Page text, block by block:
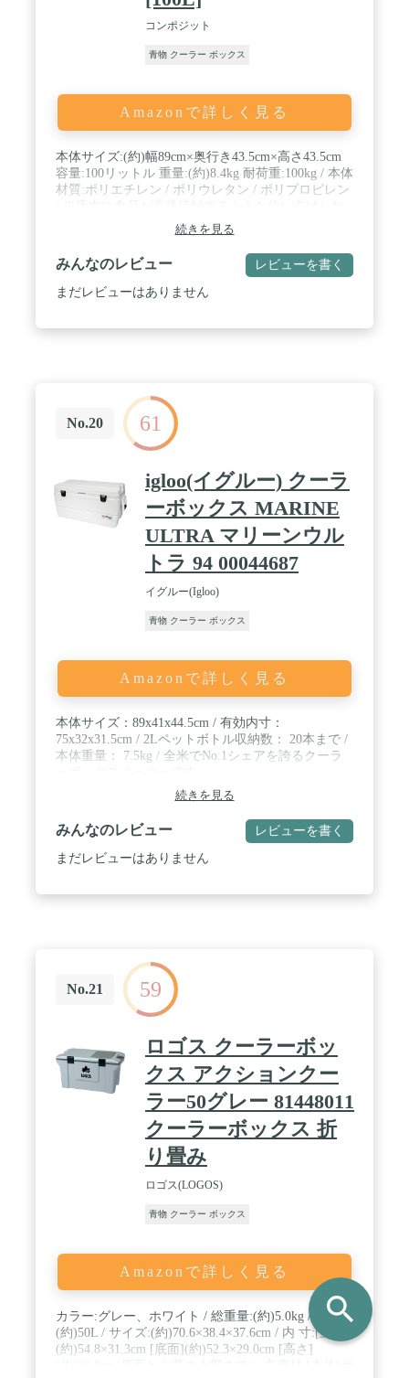
コンポジット
青物 クーラー ボックス
Amazonで詳しく見る
本体サイズ:(約)幅89cm×奥行き43.5cm×高さ43.5cm
容量:100リットル 重量:(約)8.4kg 耐荷重:100kg / 本体
材質:ポリエチレン / ポリウレタン / ポリプロピレン
いでください。 食品が早く傷むおそれがあります。
必ず衛生的な容器や包装に入れた状態で保管・保存
してください。※商品は、モニターによって色合い
が異なって見える場合があります。 / 仕様・デザイ
ンは予告無く変更する場合もございます予めご了承
続きを見る
みんなのレビュー レビューを書く
まだレビューはありません
No.20 61
igloo(イグルー) クーラ
ーボックス MARINE
ULTRA マリーンウル
トラ 94 00044687
イグルー(Igloo)
青物 クーラー ボックス
Amazonで詳しく見る
本体サイズ：89x41x44.5cm / 有効内寸：
75x32x31.5cm / 2Lペットボトル収納数： 20本まで /
本体重量： 7.5kg / 全米でNo.1シェアを誇るクーラ
続きを見る
みんなのレビュー レビューを書く
まだレビューはありません
No.21 59
ロゴス クーラーボッ
クス アクションクー
ラー50グレー 81448011
クーラーボックス 折
り畳み
ロゴス(LOGOS)
青物 クーラー ボックス
Amazonで詳しく見る
カラー:グレー、ホワイト / 総重量:(約)5.0kg / 容 量:
(約)50L / サイズ:(約)70.6×38.4×37.6cm / 内 寸:[上面]
(約)54.8×31.3cm [底面](約)52.3×29.0cm [高さ]
search